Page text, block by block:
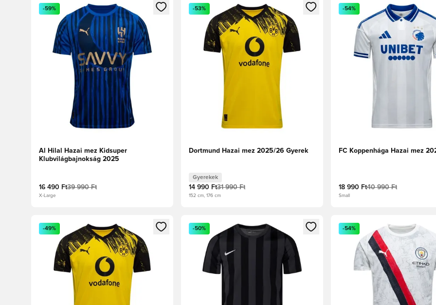
Megnyit egy modált a bejelentkezéshez vagy a tagként való regisztrációhoz
-59%
Al Hilal Hazai mez Kidsuper
Klubvilágbajnokság 2025
16 490 Ft39 990 Ft
X-Large
Megnyit egy modált a bejelentkezéshez vagy a tagként való
-53%
Dortmund Hazai mez 2025/26 Gyerek
Gyerekek
14 990 Ft31 990 Ft
152 cm, 176 cm
Megnyit egy modált a
-54%
FC Koppenhága Hazai mez
18 990 Ft40 990 Ft
Small
Megnyit egy modált a bejelentkezéshez vagy a tagként való regisztrációhoz
-49%
Megnyit egy modált a bejelentkezéshez vagy a tagként való
-50%
Megnyit egy modált a
-54%